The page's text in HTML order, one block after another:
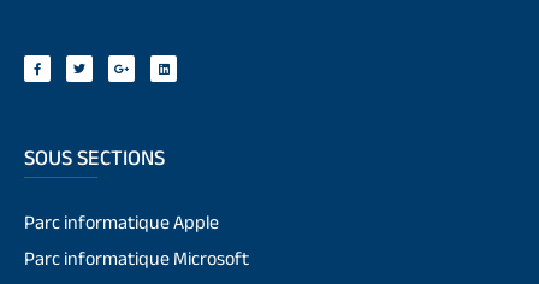
SOUS SECTIONS
Parc informatique Apple
Parc informatique Microsoft